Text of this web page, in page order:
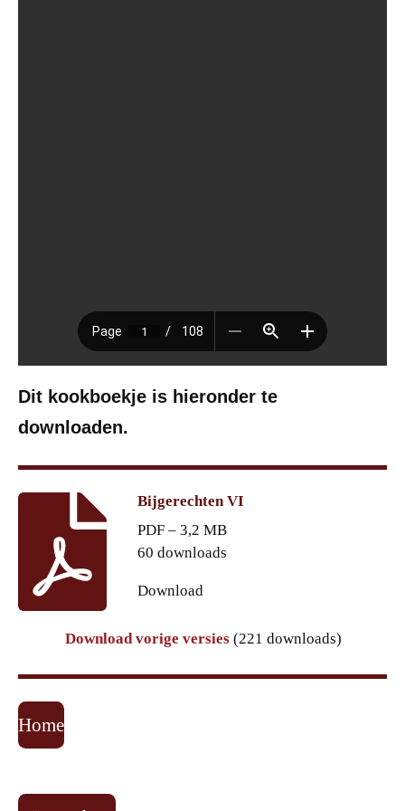
Dit kookboekje is hieronder te
downloaden.
Bijgerechten VI
PDF – 3,2 MB
60 downloads
Download
Download vorige versies (221 downloads)
Home